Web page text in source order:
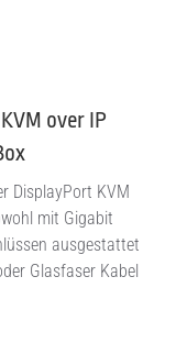
over IP
DisplayPort KVM
mit Gigabit
ausgestattet
Glasfaser Kabel